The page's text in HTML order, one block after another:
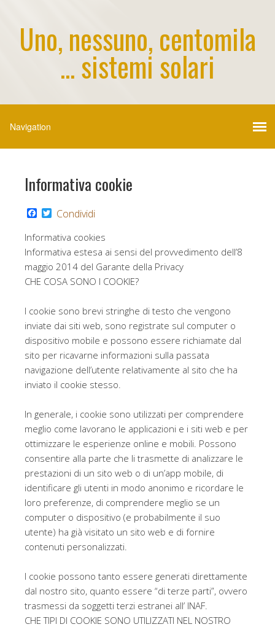
Uno, nessuno, centomila
... sistemi solari
Informativa cookie
F
c
e
b
o
o
k
t
t
e
r
Condividi
Informativa cookies
Informativa estesa ai sensi del provvedimento dell’8
maggio 2014 del Garante della Privacy
CHE COSA SONO I COOKIE?
I cookie sono brevi stringhe di testo che vengono
inviate dai siti web, sono registrate sul computer o
dispositivo mobile e possono essere richiamate dal
sito per ricavarne informazioni sulla passata
navigazione dell’utente relativamente al sito che ha
inviato il cookie stesso.
In generale, i cookie sono utilizzati per comprendere
meglio come lavorano le applicazioni e i siti web e per
ottimizzare le esperienze online e mobili. Possono
consentire alla parte che li trasmette di analizzare le
prestazioni di un sito web o di un’app mobile, di
identificare gli utenti in modo anonimo e ricordare le
loro preferenze, di comprendere meglio se un
computer o dispositivo (e probabilmente il suo
utente) ha già visitato un sito web e di fornire
contenuti personalizzati.
I cookie possono tanto essere generati direttamente
dal nostro sito, quanto essere “di terze parti”, ovvero
trasmessi da soggetti terzi estranei all’ INAF.
CHE TIPI DI COOKIE SONO UTILIZZATI NEL NOSTRO